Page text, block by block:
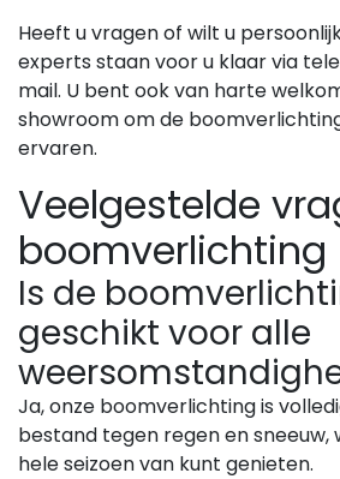
Heeft u vragen of wilt u
experts staan voor u klaar via
mail. U bent ook van harte
showroom om de
ervaren.
Veelgestelde
boomverlichting
Is de
geschikt voor alle
Ja, onze boomverlichting is
bestand tegen regen en sneeuw,
hele seizoen van kunt genieten.